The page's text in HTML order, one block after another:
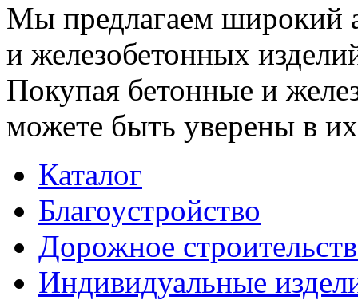
Мы предлагаем широкий
и железобетонных
Покупая бетонные и
можете быть уверены в их
Каталог
Благоустройство
Дорожное
Индивидуальные